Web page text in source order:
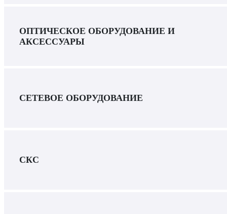
ОПТИЧЕСКОЕ ОБОРУДОВАНИЕ И
АКСЕССУАРЫ
СЕТЕВОЕ ОБОРУДОВАНИЕ
СКС